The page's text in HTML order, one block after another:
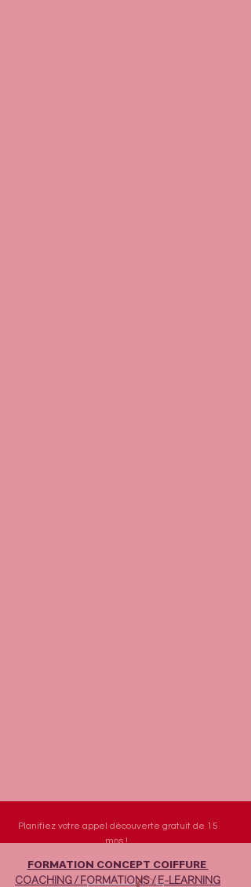
FORMATION CONCEPT COIFFURE
COACHING / FORMATIONS / E-LEARNING
Planifiez votre appel découverte gratuit de 15
mns !